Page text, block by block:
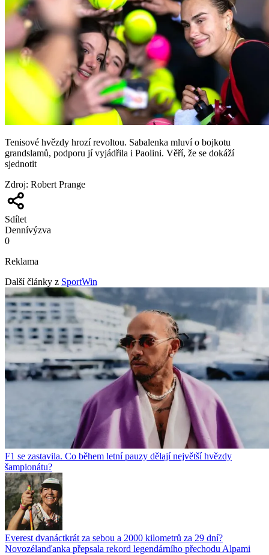
Tenisové hvězdy hrozí revoltou. Sabalenka mluví o bojkotu
grandslamů, podporu jí vyjádřila i Paolini. Věří, že se dokáží
sjednotit
Zdroj: Robert Prange
Sdílet
Dennívýzva
0
Reklama
Další články z SportWin
F1 se zastavila. Co během letní pauzy dělají největší hvězdy
šampionátu?
Everest dvanáctkrát za sebou a 2000 kilometrů za 29 dní?
Novozélanďanka přepsala rekord legendárního přechodu Alpami